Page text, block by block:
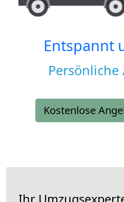
Entspannt
Kostenlose